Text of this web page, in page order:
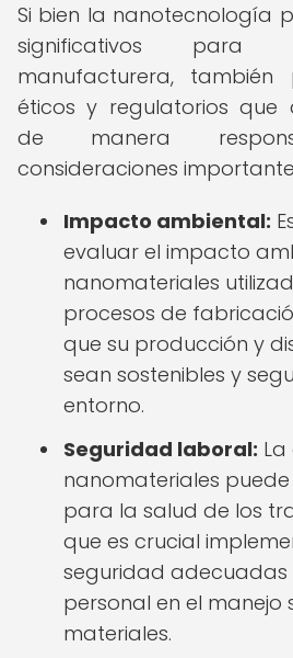
Si bien la nanotecnología
significativos para
manufacturera, también
éticos y regulatorios que
de manera
consideraciones
Impacto ambiental:
evaluar el impacto
nanomateriales
procesos de
que su producción y
sean sostenibles y
entorno.
Seguridad laboral: La
nanomateriales
para la salud de los
que es crucial
seguridad
personal en el manejo
materiales.